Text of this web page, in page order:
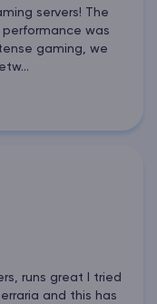
servers! The
was
gaming, we
runs great I tried
and this has